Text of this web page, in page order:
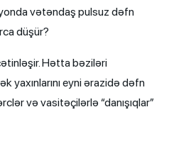
vətəndaş pulsuz dəfn
düşür?
Hətta bəziləri
yaxınlarını eyni ərazidə dəfn
və vasitəçilərlə “danışıqlar”